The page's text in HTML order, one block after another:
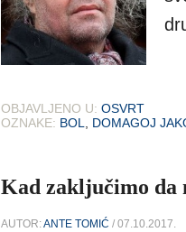
OBJAVLJENO U: OSVRT
OZNAKE: BOL, DOMAGOJ
Kad zaključimo da
AUTOR:ANTE TOMIĆ / 07.10.2017.